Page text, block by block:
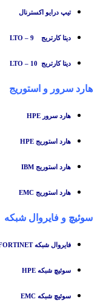
تیپ درایو اکسترنال
دیتا کارتریج LTO – 9
دیتا کارتریج LTO – 10
هارد سرور و استوریج
هارد سرور HPE
هارد استوریج HPE
هارد استوریج IBM
هارد استوریج EMC
سوئیچ و فایروال شبکه
فایروال شبکه FORTINET
سوئیچ شبکه HPE
سوئیچ شبکه EMC